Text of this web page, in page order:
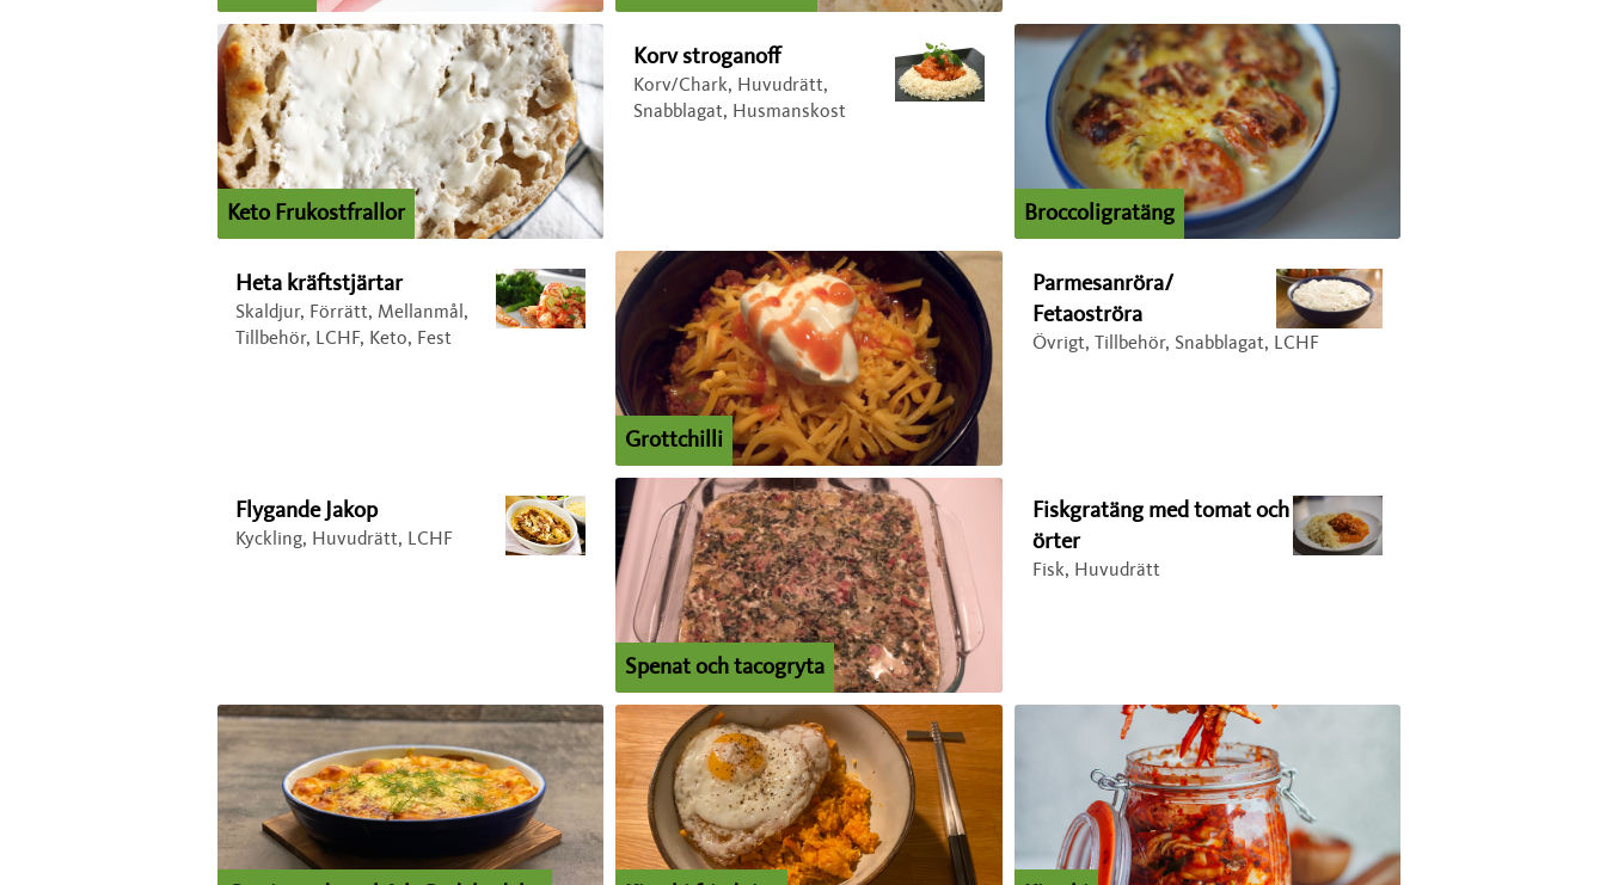
Keto Frukostfrallor
Korv stroganoff
Korv/Chark, Huvudrätt,
Snabblagat, Husmanskost
Broccoligratäng
Heta kräftstjärtar
Skaldjur, Förrätt, Mellanmål,
Tillbehör, LCHF, Keto, Fest
Grottchilli
Parmesanröra/
Fetaoströra
Övrigt, Tillbehör, Snabblagat, LCHF
Flygande Jakop
Kyckling, Huvudrätt, LCHF
Spenat och tacogryta
Fiskgratäng med tomat och
örter
Fisk, Huvudrätt